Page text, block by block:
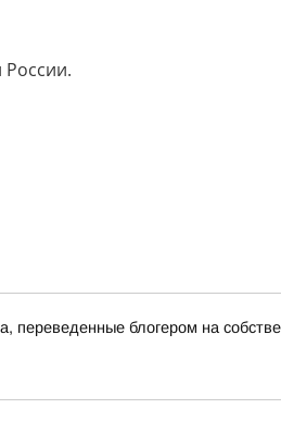
переведенные блогером на